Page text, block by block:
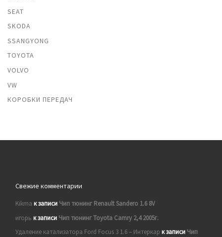
SEAT
SKODA
SSANGYONG
TOYOTA
VOLVO
VW
КОРОБКИ ПЕРЕДАЧ
Свежие комментарии
Kikma к записи Чип тюнинг Renault Sandero 1.6 8V
игорь к записи Чип тюнинг Toyota Camry 2,4 2005г.
Удаление катализатора Ford Focus 3 1.6 – Интеркар к записи Чип